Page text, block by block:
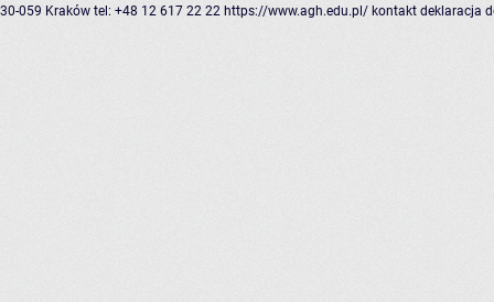
30-059 Kraków tel: +48 12 617 22 22 https://www.agh.edu.pl/ kontakt deklaracja